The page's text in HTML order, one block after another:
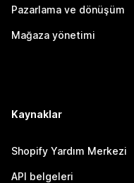
Pazarlama ve dönüşüm
Mağaza yönetimi
Kaynaklar
Shopify Yardım Merkezi
API belgeleri